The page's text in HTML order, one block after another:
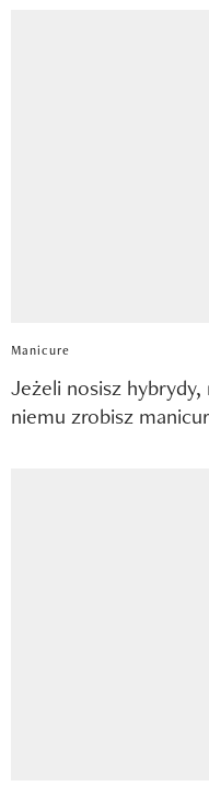
Manicure
Jeżeli nosisz
niemu zrobisz